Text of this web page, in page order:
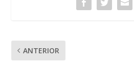
ANTERIOR